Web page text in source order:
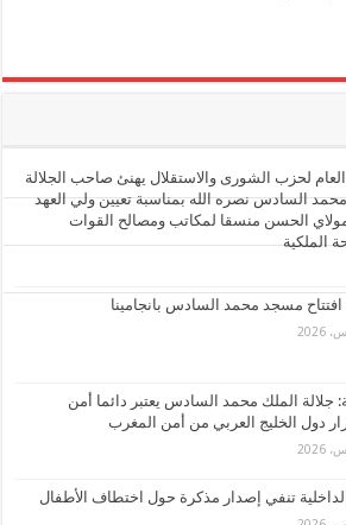
العام لحزب الشورى والاستقلال يهنئ صاحب الجلالة
السادس نصره الله بمناسبة تعيين ولي العهد
مولاي الحسن منسقا لمكاتب ومصالح القوات
الملكية
مسجد محمد السادس بانجامينا
جلالة الملك محمد السادس يعتبر دائما أمن
دول الخليج العربي من أمن المغرب
تنفي إصدار مذكرة حول اختطاف الأطفال